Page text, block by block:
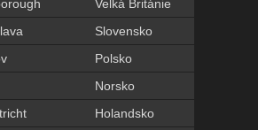
Velká Británie
Slovensko
Polsko
Norsko
Holandsko